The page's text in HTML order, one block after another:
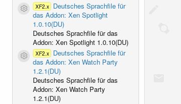
Ressourcen-Icon
XF2.x
Deutsches Sprachfile für
das Addon: Xen Spotlight
1.0.10(DU)
Deutsches Sprachfile für das
Addon: Xen Spotlight 1.0.10(DU)
Ressourcen-Icon
XF2.x
Deutsches Sprachfile für
das Addon: Xen Watch Party
1.2.1(DU)
Deutsches Sprachfile für das
Addon: Xen Watch Party
1.2.1(DU)